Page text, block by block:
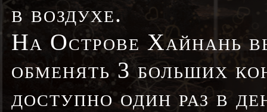
в воздухе.
На Острове Хайнань
обменять 3 больших
доступно один раз в